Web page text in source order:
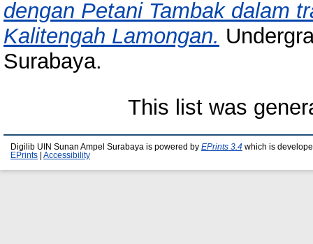
dengan Petani Tambak dalam
Kalitengah Lamongan.
Surabaya.
This list was
Digilib UIN Sunan Ampel Surabaya is powered by EPrints 3.4 which is
EPrints
Accessibility